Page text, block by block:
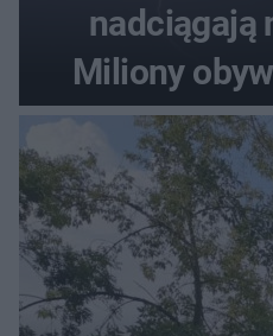
nadciągają
Miliony